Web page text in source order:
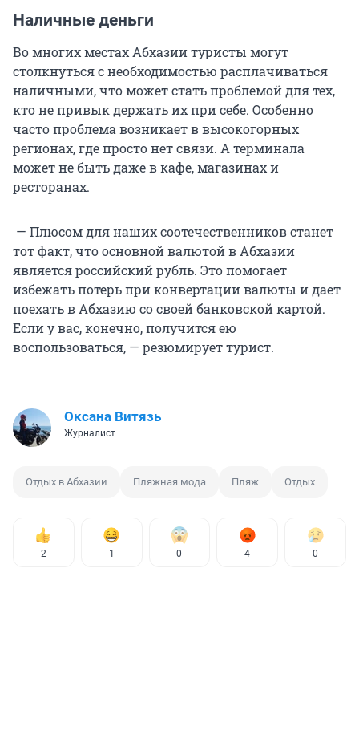
Наличные деньги
Во многих местах Абхазии туристы могут
столкнуться с необходимостью расплачиваться
наличными, что может стать проблемой для тех,
кто не привык держать их при себе. Особенно
часто проблема возникает в высокогорных
регионах, где просто нет связи. А терминала
может не быть даже в кафе, магазинах и
ресторанах.
— Плюсом для наших соотечественников станет
тот факт, что основной валютой в Абхазии
является российский рубль. Это помогает
избежать потерь при конвертации валюты и дает
поехать в Абхазию со своей банковской картой.
Если у вас, конечно, получится ею
воспользоваться, — резюмирует турист.
Оксана Витязь
Журналист
Отдых в Абхазии Пляжная мода Пляж Отдых
2 1 0 4 0